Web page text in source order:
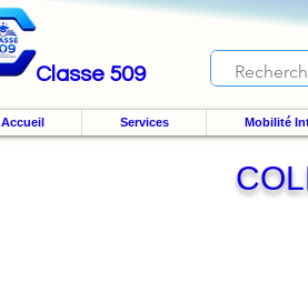
Classe 509
Accueil Services Mobilité